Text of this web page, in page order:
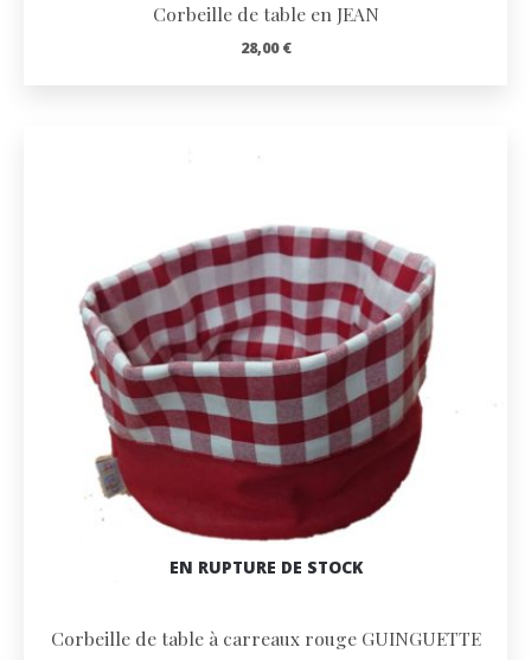
Corbeille de table en JEAN
28,00€
EN RUPTURE DE STOCK
Corbeille de table à carreaux rouge GUINGUETTE